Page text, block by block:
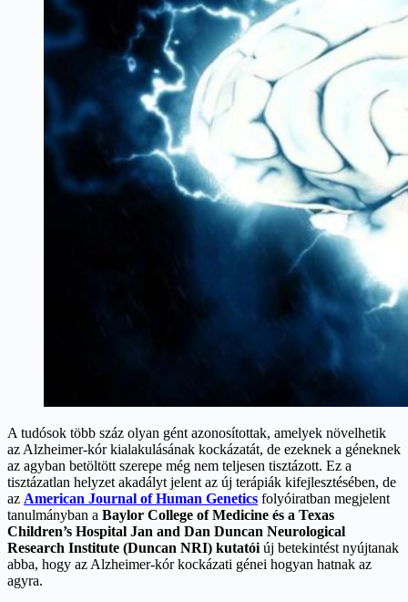
A tudósok több száz olyan gént azonosítottak, amelyek növelhetik
az Alzheimer-kór kialakulásának kockázatát, de ezeknek a géneknek
az agyban betöltött szerepe még nem teljesen tisztázott. Ez a
tisztázatlan helyzet akadályt jelent az új terápiák kifejlesztésében, de
az American Journal of Human Genetics folyóiratban megjelent
tanulmányban a Baylor College of Medicine és a Texas
Children’s Hospital Jan and Dan Duncan Neurological
Research Institute (Duncan NRI) kutatói új betekintést nyújtanak
abba, hogy az Alzheimer-kór kockázati génei hogyan hatnak az
agyra.